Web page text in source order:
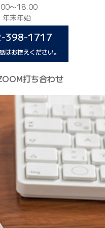
〜18:00
年末年始
398-1717
はお控えください。
打ち合わせ